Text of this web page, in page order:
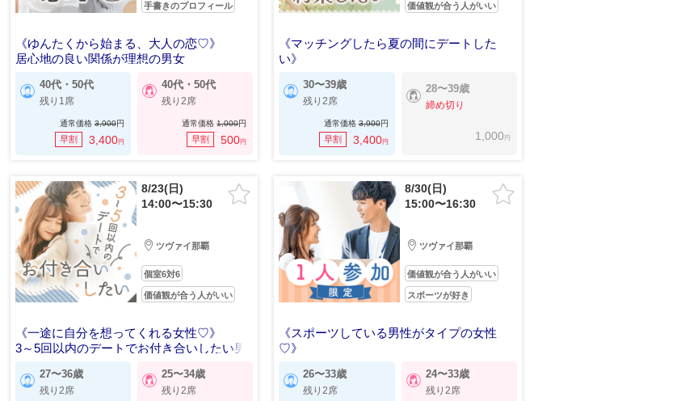
手書きのプロフィール
《ゆんたくから始まる、大人の恋♡》
居心地の良い関係が理想の男女
40代・50代
残り1席
通常価格 3,900円
早割 3,400円
40代・50代
残り2席
通常価格1,000円
早割 500円
価値観が合う人がいい
《マッチングしたら夏の間にデートした
い》
30〜39歳
残り2席
通常価格3,900円
早割 3,400円
28〜39歳
締め切り
1,000 円
8/23(日)
14:00〜15:30
ツヴァイ那覇
個室6対6
価値観が合う人がいい
《一途に自分を想ってくれる女性♡》
3～5回以内のデートでお付き合いしたい男
27〜36歳
残り2席
25〜34歳
残り2席
8/30(日)
15:00〜16:30
ツヴァイ那覇
価値観が合う人がいい
スポーツが好き
《スポーツしている男性がタイプの女性
♡》
26〜33歳
残り2席
24〜33歳
残り2席